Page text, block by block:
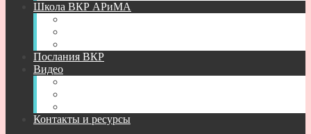
Школа ВКР АРиМА
Послания ВКР
Видео
Контакты и ресурсы